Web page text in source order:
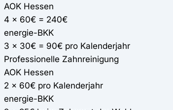
AOK Hessen
4 x 60€ = 240€
energie-BKK
3 x 30€ = 90€ pro Kalenderjahr
Professionelle Zahnreinigung
AOK Hessen
2 x 60€ pro Kalenderjahr
energie-BKK